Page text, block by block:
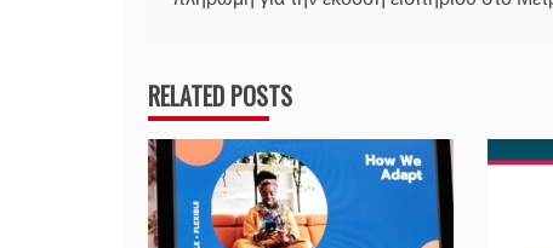
άρθρων
RELATED POSTS